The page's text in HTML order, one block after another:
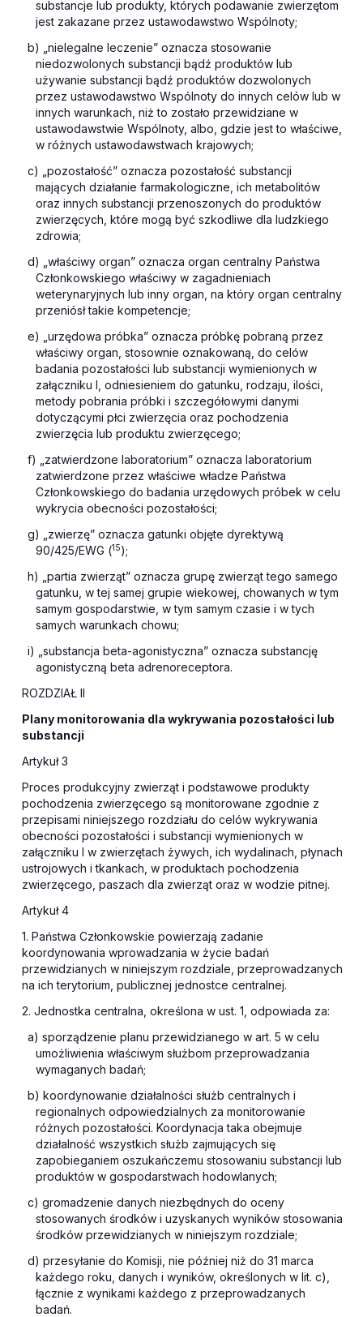
substancje lub produkty, których podawanie zwierzętom
jest zakazane przez ustawodawstwo Wspólnoty;
b) „nielegalne leczenie” oznacza stosowanie
niedozwolonych substancji bądź produktów lub
używanie substancji bądź produktów dozwolonych
przez ustawodawstwo Wspólnoty do innych celów lub w
innych warunkach, niż to zostało przewidziane w
ustawodawstwie Wspólnoty, albo, gdzie jest to właściwe,
w różnych ustawodawstwach krajowych;
c) „pozostałość” oznacza pozostałość substancji
mających działanie farmakologiczne, ich metabolitów
oraz innych substancji przenoszonych do produktów
zwierzęcych, które mogą być szkodliwe dla ludzkiego
zdrowia;
d) „właściwy organ” oznacza organ centralny Państwa
Członkowskiego właściwy w zagadnieniach
weterynaryjnych lub inny organ, na który organ centralny
przeniósł takie kompetencje;
e) „urzędowa próbka” oznacza próbkę pobraną przez
właściwy organ, stosownie oznakowaną, do celów
badania pozostałości lub substancji wymienionych w
załączniku I, odniesieniem do gatunku, rodzaju, ilości,
metody pobrania próbki i szczegółowymi danymi
dotyczącymi płci zwierzęcia oraz pochodzenia
zwierzęcia lub produktu zwierzęcego;
f) „zatwierdzone laboratorium” oznacza laboratorium
zatwierdzone przez właściwe władze Państwa
Członkowskiego do badania urzędowych próbek w celu
wykrycia obecności pozostałości;
g) „zwierzę” oznacza gatunki objęte dyrektywą
90/425/EWG (15);
h) „partia zwierząt” oznacza grupę zwierząt tego samego
gatunku, w tej samej grupie wiekowej, chowanych w tym
samym gospodarstwie, w tym samym czasie i w tych
samych warunkach chowu;
i) „substancja beta-agonistyczna” oznacza substancję
agonistyczną beta adrenoreceptora.
ROZDZIAŁ II
Plany monitorowania dla wykrywania pozostałości lub
substancji
Artykuł 3
Proces produkcyjny zwierząt i podstawowe produkty
pochodzenia zwierzęcego są monitorowane zgodnie z
przepisami niniejszego rozdziału do celów wykrywania
obecności pozostałości i substancji wymienionych w
załączniku I w zwierzętach żywych, ich wydalinach, płynach
ustrojowych i tkankach, w produktach pochodzenia
zwierzęcego, paszach dla zwierząt oraz w wodzie pitnej.
Artykuł 4
1. Państwa Członkowskie powierzają zadanie
koordynowania wprowadzania w życie badań
przewidzianych w niniejszym rozdziale , przeprowadzanych
na ich terytorium, publicznej jednostce centralnej.
2. Jednostka centralna, określona w ust. 1, odpowiada za:
a) sporządzenie planu przewidzianego w art. 5 w celu
umożliwienia właściwym służbom przeprowadzania
wymaganych badań;
b) koordynowanie działalności służb centralnych i
regionalnych odpowiedzialnych za monitorowanie
różnych pozostałości. Koordynacja taka obejmuje
działalność wszystkich służb zajmujących się
zapobieganiem oszukańczemu stosowaniu substancji lub
produktów w gospodarstwach hodowlanych;
c) gromadzenie danych niezbędnych do oceny
stosowanych środków i uzyskanych wyników stosowania
środków przewidzianych w niniejszym rozdziale;
d) przesyłanie do Komisji, nie później niż do 31 marca
każdego roku, danych i wyników, określonych w lit. c),
łącznie z wynikami każdego z przeprowadzanych
badań.